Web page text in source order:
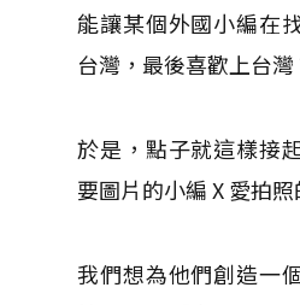
能讓某個外國小編在
台灣，最後喜歡上台灣
於是，點子就這樣接
要圖片的小編 X 愛拍照
我們想為他們創造一